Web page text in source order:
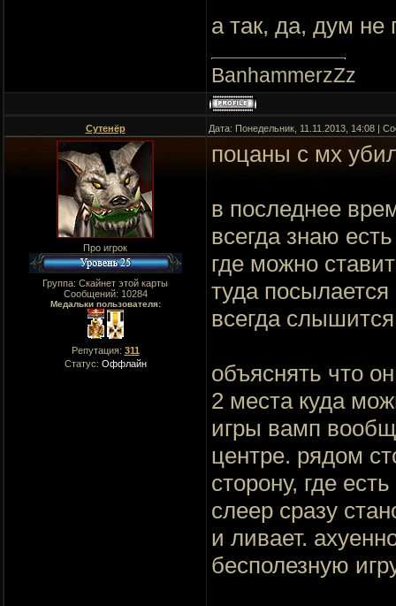
а так, да, дум не
BanhammerzZz
Сутенёр Дата: Понедельник, 11.11.2013, 14:08 |
Про игрок
Группа: Скайнет этой карты
Сообщений: 10284
Медальки пользователя:
Репутация: 311
Статус: Оффлайн
поцаны с мх
в последнее
всегда знаю
где можно
туда
всегда
объяснять что
2 места куда
игры вамп
центре. рядом
сторону, где
слеер сразу
и ливает.
бесполезную